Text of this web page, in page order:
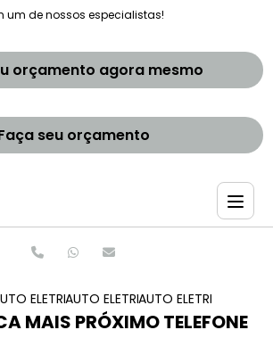
um de nossos especialistas!
orçamento agora mesmo
seu orçamento
ELETRICASAUTO ELETRICA DE CARROS
AUTO ELETRICA MAIS
MAIS PRÓXIMO TELEFONE